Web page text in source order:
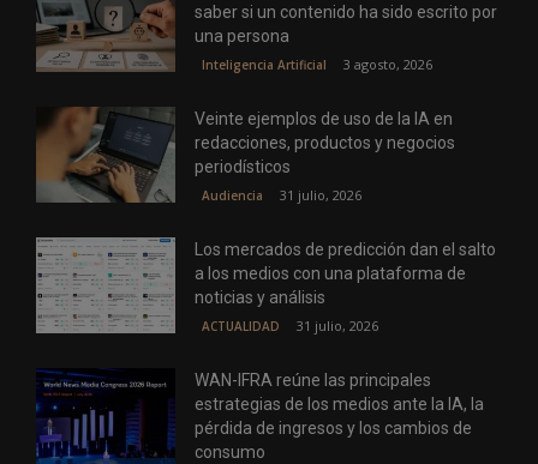
saber si un contenido ha sido escrito por
una persona
Inteligencia Artificial 3 agosto, 2026
Veinte ejemplos de uso de la IA en
redacciones, productos y negocios
periodísticos
Audiencia 31 julio, 2026
Los mercados de predicción dan el salto
a los medios con una plataforma de
noticias y análisis
ACTUALIDAD 31 julio, 2026
WAN-IFRA reúne las principales
estrategias de los medios ante la IA, la
pérdida de ingresos y los cambios de
consumo